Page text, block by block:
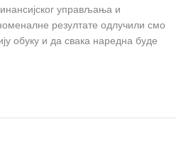
управљања и
резултате одлучили смо
обуку и да свака наредна буде